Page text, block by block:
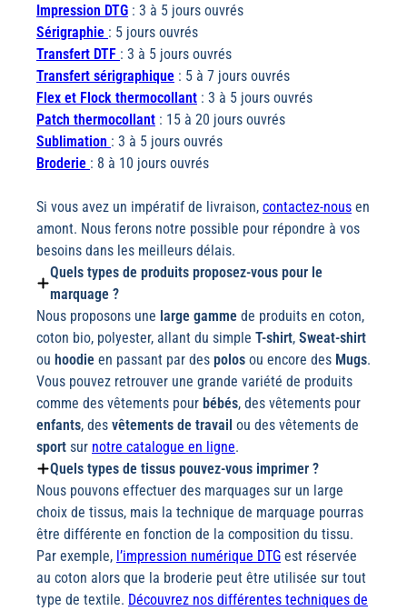
Impression DTG : 3 à 5 jours ouvrés
Sérigraphie : 5 jours ouvrés
Transfert DTF : 3 à 5 jours ouvrés
Transfert sérigraphique : 5 à 7 jours ouvrés
Flex et Flock thermocollant : 3 à 5 jours ouvrés
Patch thermocollant : 15 à 20 jours ouvrés
Sublimation : 3 à 5 jours ouvrés
Broderie : 8 à 10 jours ouvrés
Si vous avez un impératif de livraison, contactez-nous en
amont. Nous ferons notre possible pour répondre à vos
besoins dans les meilleurs délais.
Quels types de produits proposez-vous pour le
marquage ?
Nous proposons une large gamme de produits en coton,
coton bio, polyester, allant du simple T-shirt, Sweat-shirt
ou hoodie en passant par des polos ou encore des Mugs.
Vous pouvez retrouver une grande variété de produits
comme des vêtements pour bébés, des vêtements pour
enfants, des vêtements de travail ou des vêtements de
sport sur notre catalogue en ligne.
Quels types de tissus pouvez-vous imprimer ?
Nous pouvons effectuer des marquages sur un large
choix de tissus, mais la technique de marquage pourras
être différente en fonction de la composition du tissu.
Par exemple, l’impression numérique DTG est réservée
au coton alors que la broderie peut être utilisée sur tout
type de textile. Découvrez nos différentes techniques de